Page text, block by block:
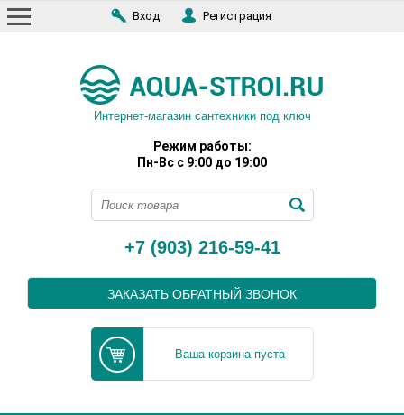
Вход Регистрация
Интернет-магазин сантехники под ключ
Режим работы:
Пн-Вс с 9:00 до 19:00
+7 (903) 216-59-41
ЗАКАЗАТЬ ОБРАТНЫЙ ЗВОНОК
Ваша корзина пуста